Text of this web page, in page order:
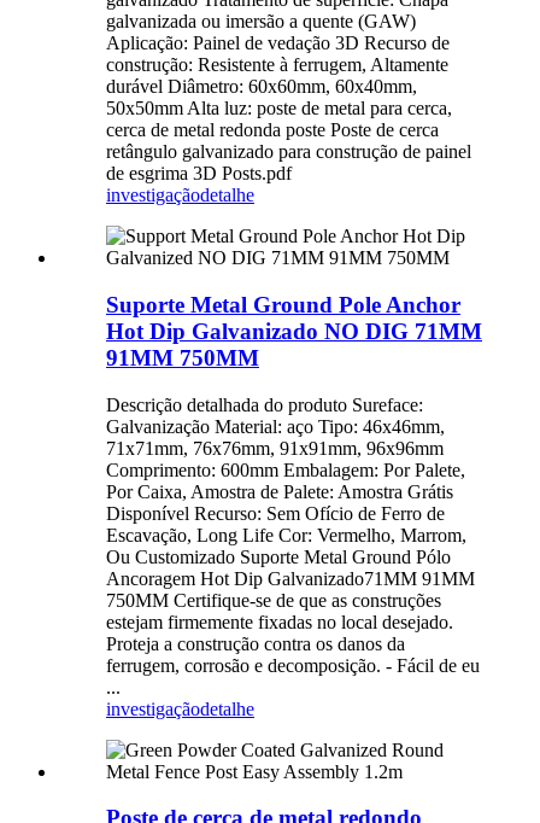
galvanizada ou imersão a quente (GAW)
Aplicação: Painel de vedação 3D Recurso de
construção: Resistente à ferrugem, Altamente
durável Diâmetro: 60x60mm, 60x40mm,
50x50mm Alta luz: poste de metal para cerca,
cerca de metal redonda poste Poste de cerca
retângulo galvanizado para construção de painel
de esgrima 3D Posts.pdf
investigaçãodetalhe
Suporte Metal Ground Pole Anchor
Hot Dip Galvanizado NO DIG 71MM
91MM 750MM
Descrição detalhada do produto Sureface:
Galvanização Material: aço Tipo: 46x46mm,
71x71mm, 76x76mm, 91x91mm, 96x96mm
Comprimento: 600mm Embalagem: Por Palete,
Por Caixa, Amostra de Palete: Amostra Grátis
Disponível Recurso: Sem Ofício de Ferro de
Escavação, Long Life Cor: Vermelho, Marrom,
Ou Customizado Suporte Metal Ground Pólo
Ancoragem Hot Dip Galvanizado71MM 91MM
750MM Certifique-se de que as construções
estejam firmemente fixadas no local desejado.
Proteja a construção contra os danos da
ferrugem, corrosão e decomposição. - Fácil de eu
...
investigaçãodetalhe